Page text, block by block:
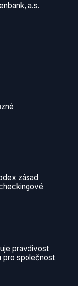
a.s.
zásad
pravdivost
pro společnost